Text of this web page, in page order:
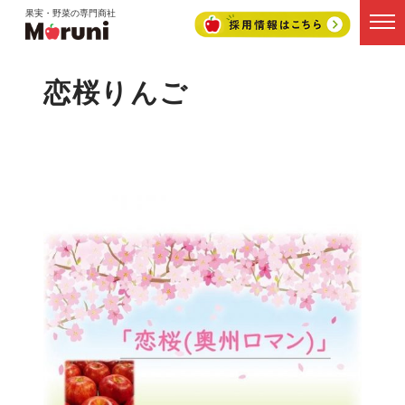
果実・野菜の専門商社
恋桜りんご